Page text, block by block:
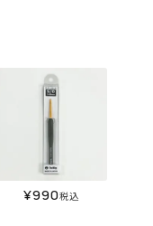
¥990税込